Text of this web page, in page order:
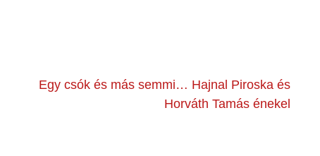
Egy csók és más semmi… Hajnal Piroska és
Horváth Tamás énekel